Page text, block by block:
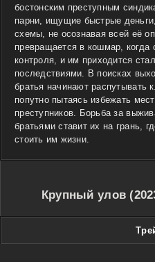
бостонским преступным
парни, ищущие быстрые
схемы, не осознавая всей её
превращается в кошмар, когда
контроля, и им приходится
последствиями. В поисках
братья начинают распутывать
попутно пытаясь избежать
преступников. Борьба за
братьями ставит их на грань,
стоить им жизни.
Крупный улов